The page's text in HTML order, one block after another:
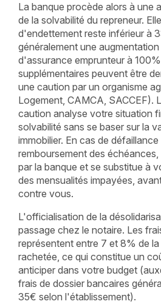
La banque procède alors à une
de la solvabilité du repreneur.
d'endettement reste inférieur à
généralement une
d'assurance emprunteur à
supplémentaires peuvent être
une caution par un organisme
Logement, CAMCA, SACCEF).
caution analyse votre situation
solvabilité sans se baser sur la
immobilier. En cas de défaillance
remboursement des
par la banque et se substitue à
des mensualités impayées,
contre vous.
L'officialisation de la
passage chez le notaire. Les
représentent entre 7 et 8% de
rachetée, ce qui constitue un
anticiper dans votre budget
frais de dossier bancaires
35€ selon l'établissement).